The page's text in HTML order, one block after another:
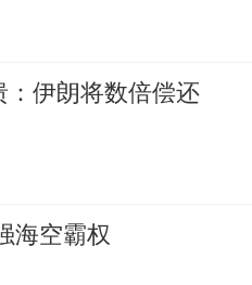
伊朗将数倍偿还
海空霸权